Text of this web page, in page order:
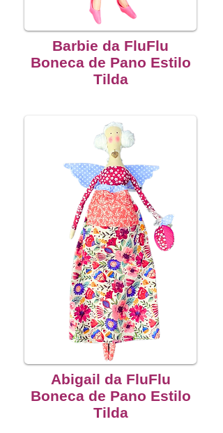
Barbie da FluFlu
Boneca de Pano Estilo
Tilda
Abigail da FluFlu
Boneca de Pano Estilo
Tilda